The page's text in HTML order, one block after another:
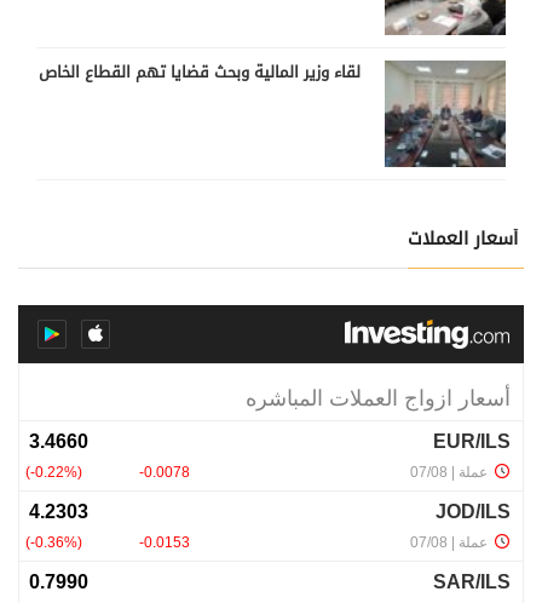
لقاء وزير المالية وبحث قضايا تهم القطاع الخاص
أسعار العملات